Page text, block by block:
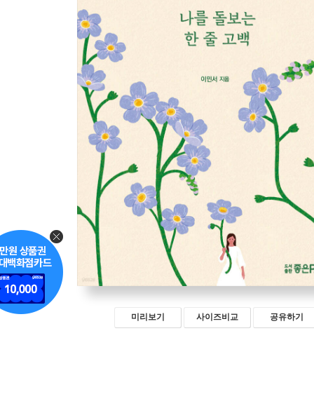
미리보기 사이즈비교 공유하기